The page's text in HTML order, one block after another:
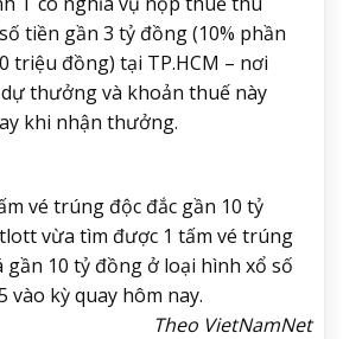
tiền gần 3 tỷ đồng (10% phần
triệu đồng) tại TP.HCM – nơi
thưởng và khoản thuế này
khi nhận thưởng.
vé trúng độc đắc gần 10 tỷ
vừa tìm được 1 tấm vé trúng
gần 10 tỷ đồng ở loại hình xổ số
kỳ quay hôm nay.
Theo VietNamNet